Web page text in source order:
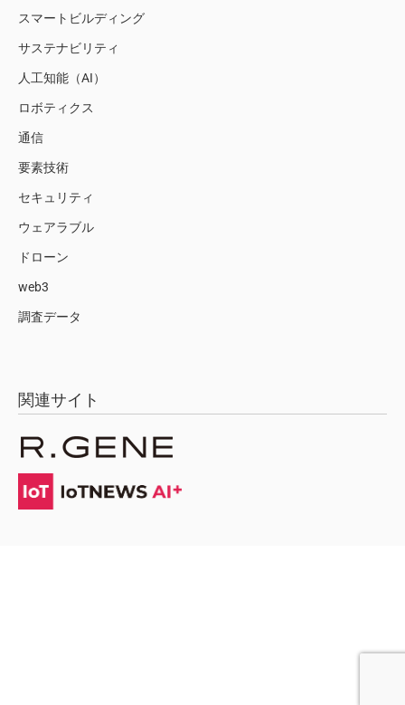
スマートビルディング
サステナビリティ
人工知能（AI）
ロボティクス
通信
要素技術
セキュリティ
ウェアラブル
ドローン
web3
調査データ
関連サイト